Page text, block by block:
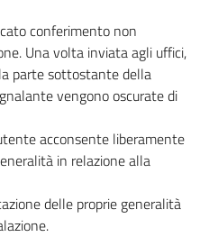
conferimento non
Una volta inviata agli uffici,
parte sottostante della
vengono oscurate di
acconsente liberamente
in relazione alla
delle proprie generalità